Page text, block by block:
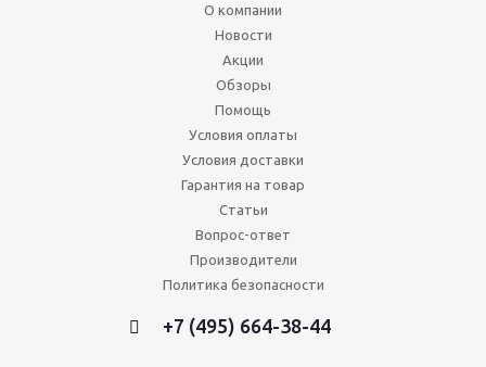
О компании
Новости
Акции
Обзоры
Помощь
Условия оплаты
Условия доставки
Гарантия на товар
Статьи
Вопрос-ответ
Производители
Политика безопасности
+7 (495) 664-38-44